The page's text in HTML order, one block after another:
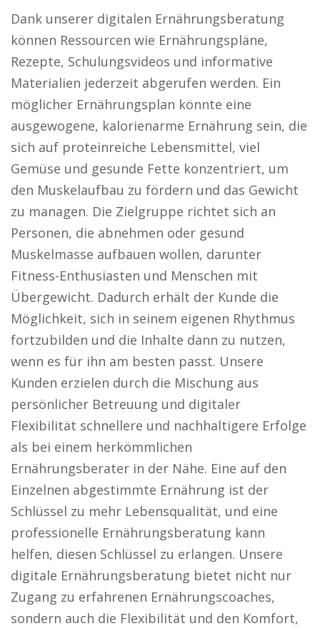
Dank unserer digitalen Ernährungsberatung
können Ressourcen wie Ernährungspläne,
Rezepte, Schulungsvideos und informative
Materialien jederzeit abgerufen werden. Ein
möglicher Ernährungsplan könnte eine
ausgewogene, kalorienarme Ernährung sein, die
sich auf proteinreiche Lebensmittel, viel
Gemüse und gesunde Fette konzentriert, um
den Muskelaufbau zu fördern und das Gewicht
zu managen. Die Zielgruppe richtet sich an
Personen, die abnehmen oder gesund
Muskelmasse aufbauen wollen, darunter
Fitness-Enthusiasten und Menschen mit
Übergewicht. Dadurch erhält der Kunde die
Möglichkeit, sich in seinem eigenen Rhythmus
fortzubilden und die Inhalte dann zu nutzen,
wenn es für ihn am besten passt. Unsere
Kunden erzielen durch die Mischung aus
persönlicher Betreuung und digitaler
Flexibilität schnellere und nachhaltigere Erfolge
als bei einem herkömmlichen
Ernährungsberater in der Nähe. Eine auf den
Einzelnen abgestimmte Ernährung ist der
Schlüssel zu mehr Lebensqualität, und eine
professionelle Ernährungsberatung kann
helfen, diesen Schlüssel zu erlangen. Unsere
digitale Ernährungsberatung bietet nicht nur
Zugang zu erfahrenen Ernährungscoaches,
sondern auch die Flexibilität und den Komfort,